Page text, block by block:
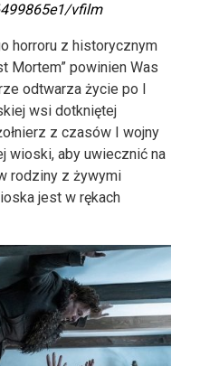
vfilm
horroru z historycznym
Mortem” powinien Was
odtwarza życie po I
wsi dotkniętej
z czasów I wojny
wioski, aby uwiecznić na
rodziny z żywymi
jest w rękach